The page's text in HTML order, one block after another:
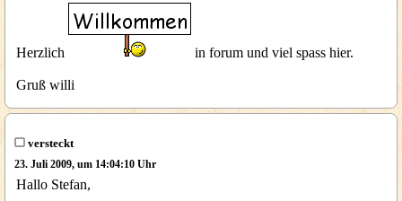
Herzlich in forum und viel spass hier.
Gruß willi
versteckt
23. Juli 2009, um 14:04:10 Uhr
Hallo Stefan,